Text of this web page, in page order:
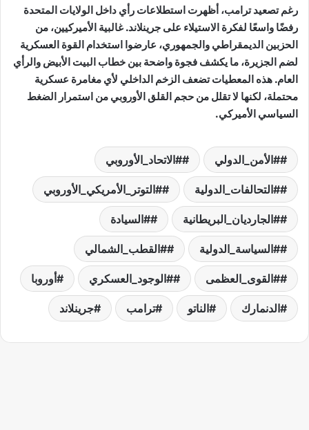
رغم تصعيد ترامب، أظهرت استطلاعات رأي داخل الولايات المتحدة
رفضًا واسعًا لفكرة الاستيلاء على جرينلاند. غالبية الأميركيين، من
الحزبين الديمقراطي والجمهوري، عارضوا استخدام القوة العسكرية
لضم الجزيرة، ما يكشف فجوة واضحة بين خطاب البيت الأبيض والرأي
العام. هذه المعطيات تضعف الزخم الداخلي لأي مغامرة عسكرية
محتملة، لكنها لا تقلل من حجم القلق الأوروبي من استمرار الضغط
السياسي الأميركي.
#الأمن_الدولي #الاتحاد_الأوروبي
#التحالفات_الدولية #التوتر_الأمريكي_الأوروبي
#الجارديان_البريطانية #السيادة
#السياسة_الدولية #القطب_الشمالي
#القوى_العظمى #الوجود_العسكري أوروبا
الدنمارك الناتو ترامب جرينلاند